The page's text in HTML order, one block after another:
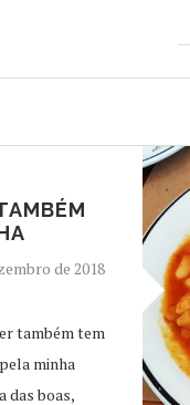
de 2018
também tem
minha
das boas,